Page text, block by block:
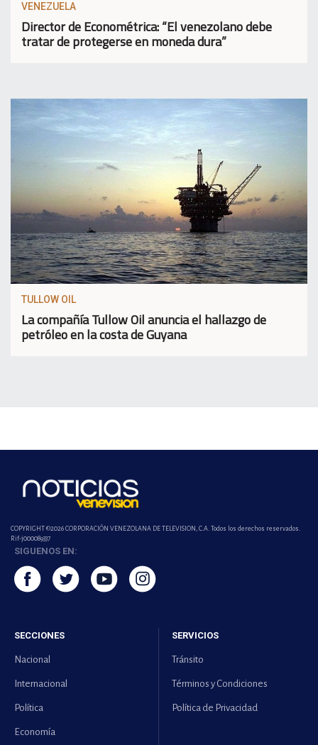
VENEZUELA
Director de Econométrica: “El venezolano debe
tratar de protegerse en moneda dura”
TULLOW OIL
La compañía Tullow Oil anuncia el hallazgo de
petróleo en la costa de Guyana
COPYRIGHT ©2026 CORPORACIÓN VENEZOLANA DE TELEVISION, C.A. Todos los derechos reservados.
Rif-j000089337
SIGUENOS EN:
SECCIONES
Nacional
Internacional
Política
Economía
SERVICIOS
Tránsito
Términos y Condiciones
Política de Privacidad